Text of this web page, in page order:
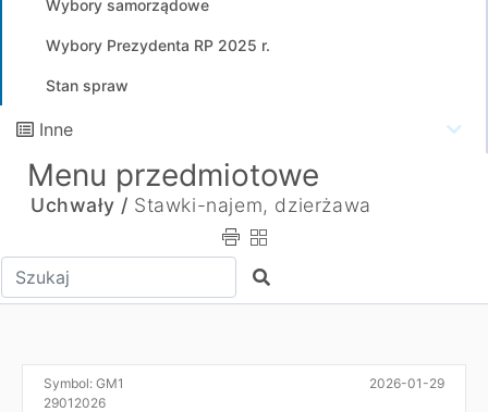
Wybory samorządowe
Wybory Prezydenta RP 2025 r.
Stan spraw
Inne
Menu przedmiotowe
Uchwały / Stawki-najem, dzierżawa
Wpisz tekst do wyszukania Szukaj
Symbol: GM1
29012026
2026-01-29